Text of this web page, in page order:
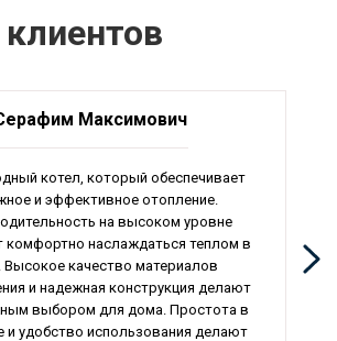
Максимович
котел, который обеспечивает
и эффективное отопление.
на высоком уровне
комфортно наслаждаться теплом в
Высокое качество материалов
и надежная конструкция делают
выбором для дома. Простота в
и удобство использования делают